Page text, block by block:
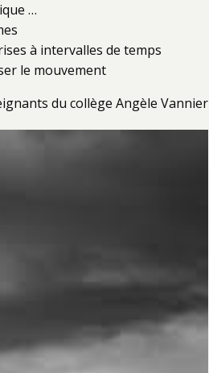
…
à intervalles de temps
le mouvement
du collège Angèle Vannier